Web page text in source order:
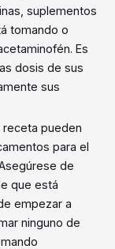
suplementos
tomando o
Es
dosis de sus
sus
pueden
para el
de
que está
empezar a
ninguno de